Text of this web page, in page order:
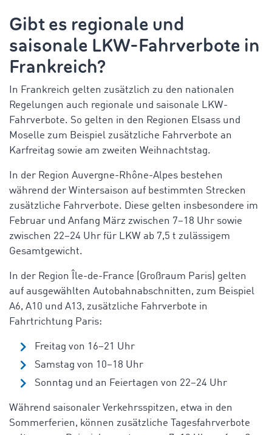
Gibt es regionale und
saisonale LKW-Fahrverbote in
Frankreich?
In Frankreich gelten zusätzlich zu den nationalen
Regelungen auch regionale und saisonale LKW-
Fahrverbote. So gelten in den Regionen Elsass und
Moselle zum Beispiel zusätzliche Fahrverbote an
Karfreitag sowie am zweiten Weihnachtstag.
In der Region Auvergne-Rhône-Alpes bestehen
während der Wintersaison auf bestimmten Strecken
zusätzliche Fahrverbote. Diese gelten insbesondere im
Februar und Anfang März zwischen 7–18 Uhr sowie
zwischen 22–24 Uhr für LKW ab 7,5 t zulässigem
Gesamtgewicht.
In der Region Île-de-France (Großraum Paris) gelten
auf ausgewählten Autobahnabschnitten, zum Beispiel
A6, A10 und A13, zusätzliche Fahrverbote in
Fahrtrichtung Paris:
Freitag von 16–21 Uhr
Samstag von 10–18 Uhr
Sonntag und an Feiertagen von 22–24 Uhr
Während saisonaler Verkehrsspitzen, etwa in den
Sommerferien, können zusätzliche Tagesfahrverbote